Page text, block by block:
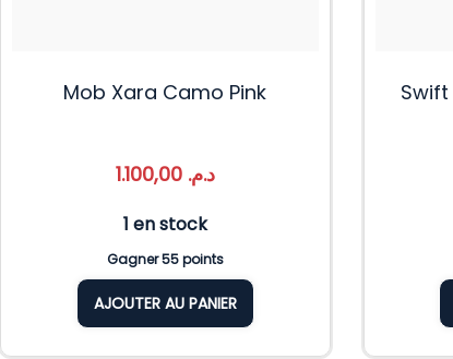
Mob Xara Camo Pink
د.م. 1.100,00
1 en stock
Gagner 55 points
AJOUTER AU PANIER
Swift